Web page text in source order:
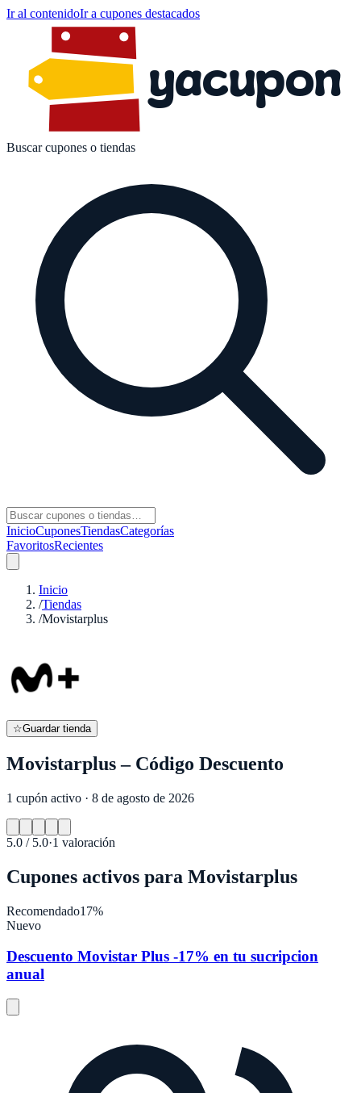
Ir al contenidoIr a cupones destacados
yacupon
Buscar cupones o tiendas
InicioCuponesTiendasCategorías
FavoritosRecientes
Inicio
/Tiendas
/Movistarplus
☆Guardar tienda
Movistarplus – Código Descuento
1 cupón activo · 8 de agosto de 2026
5.0 / 5.0·1 valoración
Cupones activos para Movistarplus
Recomendado17%
Nuevo
Descuento Movistar Plus -17% en tu sucripcion
anual